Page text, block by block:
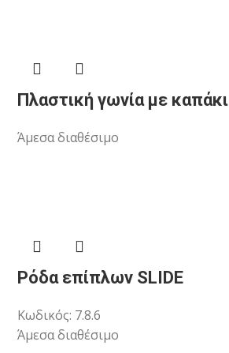
Πλαστική γωνία με καπάκι
Άμεσα διαθέσιμο
Ρόδα επίπλων SLIDE
Κωδικός: 7.8.6
Άμεσα διαθέσιμο